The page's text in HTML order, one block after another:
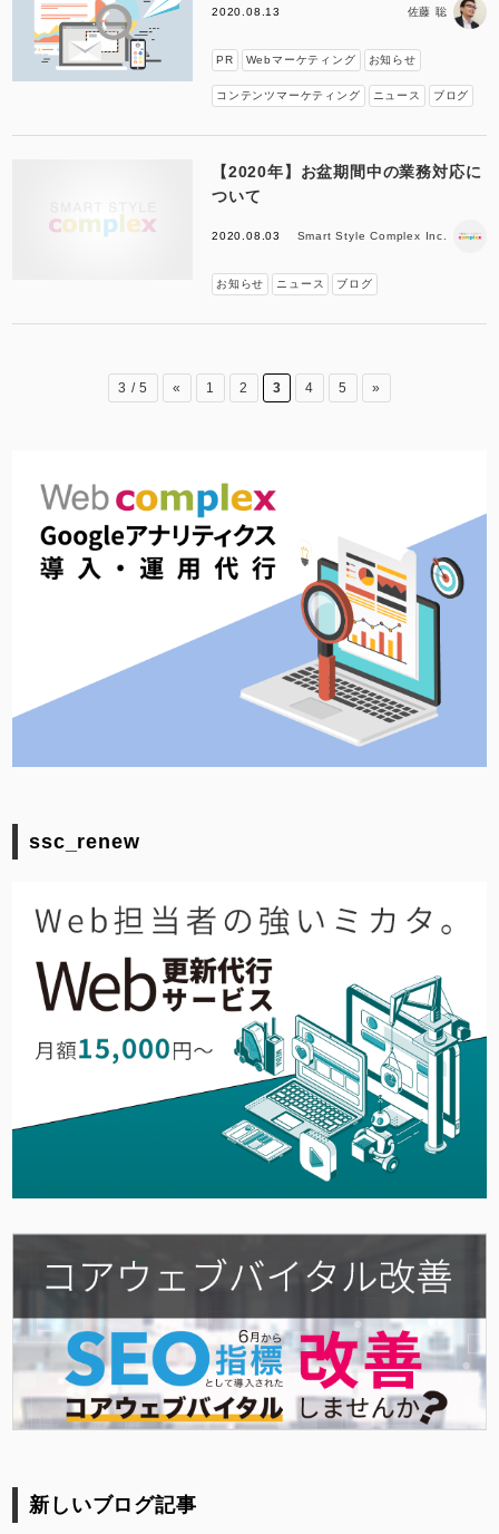
2020.08.13 佐藤 聡
PR Webマーケティング お知らせ
コンテンツマーケティング ニュース ブログ
【2020年】お盆期間中の業務対応に
ついて
2020.08.03 Smart Style Complex Inc.
お知らせ ニュース ブログ
3 / 5 « 1 2 3 4 5 »
ssc_renew
新しいブログ記事